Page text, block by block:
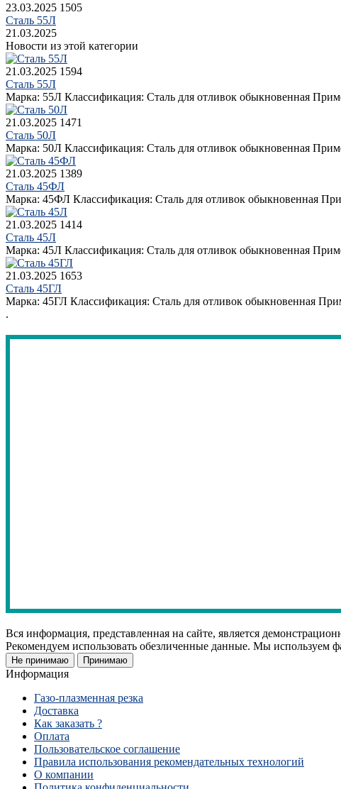
23.03.2025 1505
Сталь 55Л
21.03.2025
Новости из этой категории
21.03.2025 1594
Сталь 55Л
Марка: 55Л Классификация: Сталь для отливок обыкновенная
21.03.2025 1471
Сталь 50Л
Марка: 50Л Классификация: Сталь для отливок обыкновенная
21.03.2025 1389
Сталь 45ФЛ
Марка: 45ФЛ Классификация: Сталь для отливок обыкновенная
21.03.2025 1414
Сталь 45Л
Марка: 45Л Классификация: Сталь для отливок обыкновенная
21.03.2025 1653
Сталь 45ГЛ
Марка: 45ГЛ Классификация: Сталь для отливок обыкновенная
.
Вся информация, представленная на сайте, является
Рекомендуем использовать обезличенные данные. Мы используем
Не принимаю Принимаю
Информация
Газо-плазменная резка
Доставка
Как заказать ?
Оплата
Пользовательское соглашение
Правила использования рекомендательных технологий
О компании